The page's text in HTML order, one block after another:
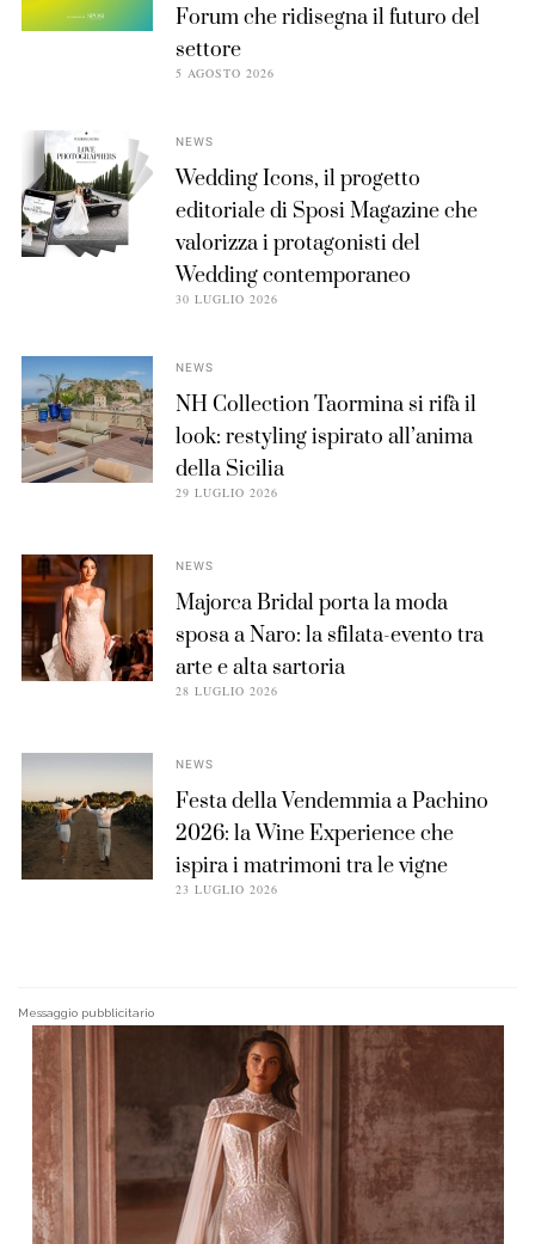
Forum che ridisegna il futuro del
settore
5 AGOSTO 2026
NEWS
Wedding Icons, il progetto
editoriale di Sposi Magazine che
valorizza i protagonisti del
Wedding contemporaneo
30 LUGLIO 2026
NEWS
NH Collection Taormina si rifà il
look: restyling ispirato all’anima
della Sicilia
29 LUGLIO 2026
NEWS
Majorca Bridal porta la moda
sposa a Naro: la sfilata-evento tra
arte e alta sartoria
28 LUGLIO 2026
NEWS
Festa della Vendemmia a Pachino
2026: la Wine Experience che
ispira i matrimoni tra le vigne
23 LUGLIO 2026
Messaggio pubblicitario